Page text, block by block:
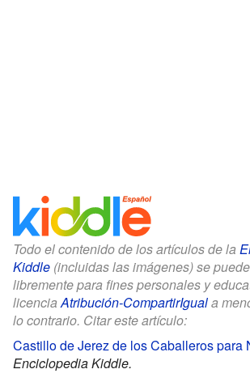
Todo el contenido de los artículos de la
Kiddle (incluidas las imágenes) se
libremente para fines personales y
licencia Atribución-CompartirIguala
lo contrario. Citar este artículo:
Castillo de Jerez de los Caballeros para
Enciclopedia Kiddle.